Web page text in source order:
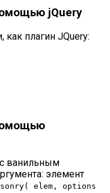
jQuery
плагин JQuery:
ванильным
элемент
( elem, options